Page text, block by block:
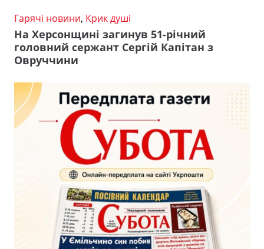
Гарячі новини, Крик душі
На Херсонщині загинув 51-річний
головний сержант Сергій Капітан з
Овруччини